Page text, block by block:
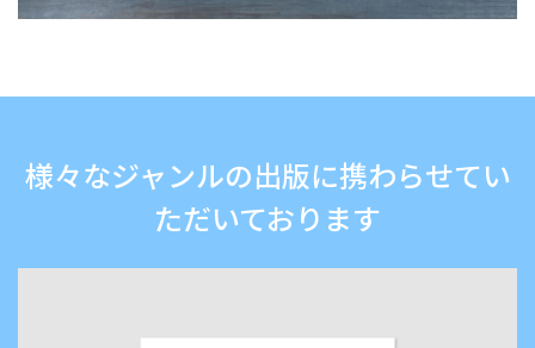
様々なジャンルの出版に携わらせてい
ただいております